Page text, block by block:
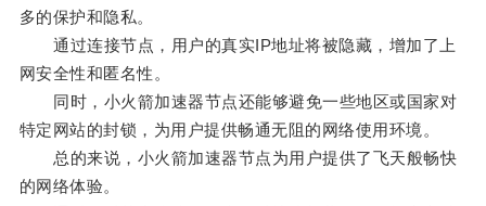
多的保护和隐私。
通过连接节点，用户的真实IP地址将被隐藏，增加了上
网安全性和匿名性。
同时，小火箭加速器节点还能够避免一些地区或国家对
特定网站的封锁，为用户提供畅通无阻的网络使用环境。
总的来说，小火箭加速器节点为用户提供了飞天般畅快
的网络体验。